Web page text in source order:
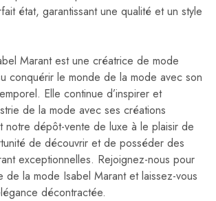
état, garantissant une qualité et un style
Marant est une créatrice de mode
conquérir le monde de la mode avec son
Elle continue d’inspirer et
de la mode avec ses créations
notre dépôt-vente de luxe à le plaisir de
de découvrir et de posséder des
exceptionnelles. Rejoignez-nous pour
de la mode Isabel Marant et laissez-vous
décontractée.